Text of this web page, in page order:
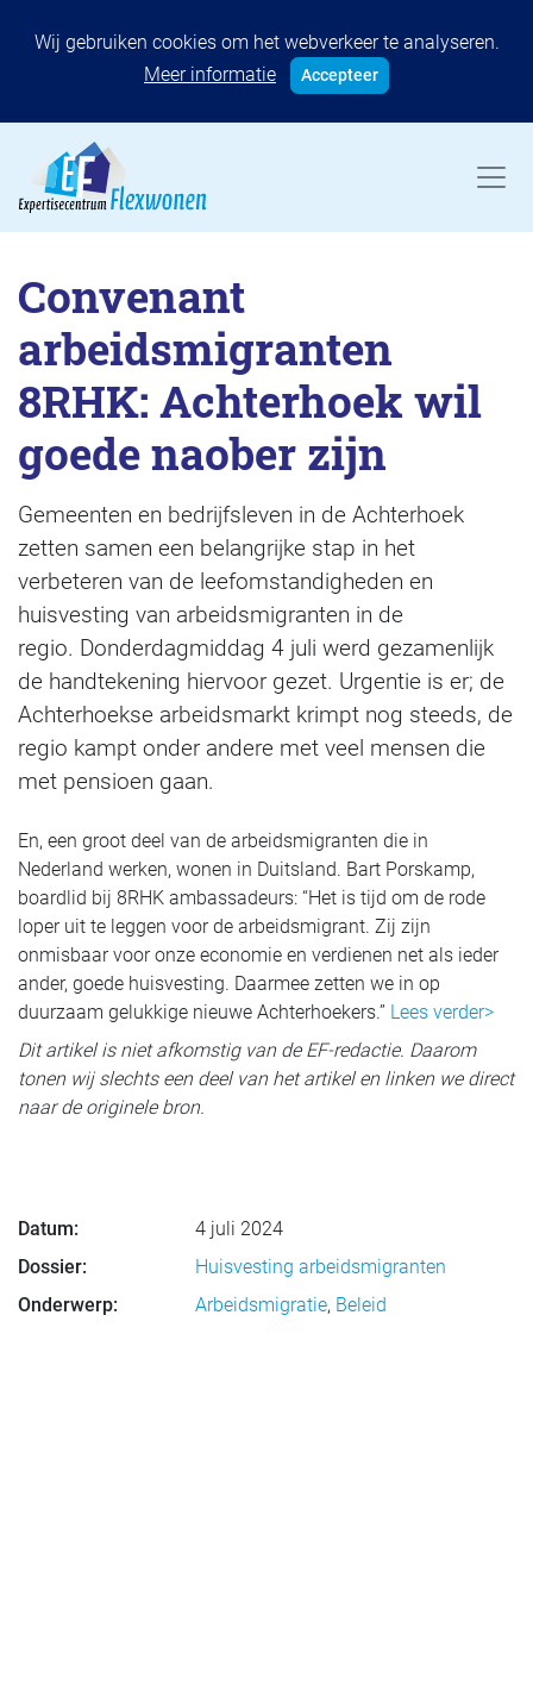
Wij gebruiken cookies om het webverkeer te analyseren.
Meer informatie
Accepteer
Convenant
arbeidsmigranten
8RHK: Achterhoek wil
goede naober zijn
Gemeenten en bedrijfsleven in de Achterhoek
zetten samen een belangrijke stap in het
verbeteren van de leefomstandigheden en
huisvesting van arbeidsmigranten in de
regio. Donderdagmiddag 4 juli werd gezamenlijk
de handtekening hiervoor gezet. Urgentie is er; de
Achterhoekse arbeidsmarkt krimpt nog steeds, de
regio kampt onder andere met veel mensen die
met pensioen gaan.
En, een groot deel van de arbeidsmigranten die in
Nederland werken, wonen in Duitsland. Bart Porskamp,
boardlid bij 8RHK ambassadeurs: “Het is tijd om de rode
loper uit te leggen voor de arbeidsmigrant. Zij zijn
onmisbaar voor onze economie en verdienen net als ieder
ander, goede huisvesting. Daarmee zetten we in op
duurzaam gelukkige nieuwe Achterhoekers.” Lees verder>
Dit artikel is niet afkomstig van de EF-redactie. Daarom
tonen wij slechts een deel van het artikel en linken we direct
naar de originele bron.
Datum:
4 juli 2024
Dossier:
Huisvesting arbeidsmigranten
Onderwerp:
Arbeidsmigratie, Beleid